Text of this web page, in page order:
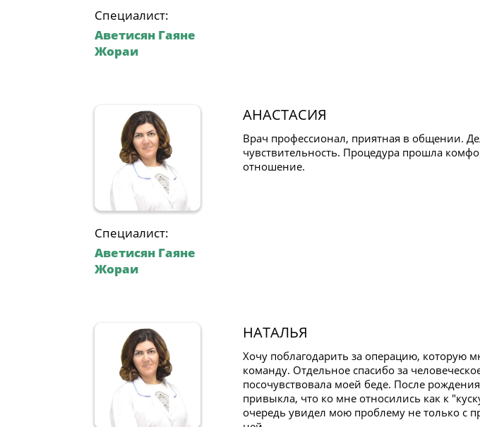
Специалист:
Аветисян Гаяне
Жораи
Специалист:
Аветисян Гаяне
Жораи
АНАСТАСИЯ
Врач профессионал, приятная в общении.
чувствительность. Процедура прошла
отношение.
НАТАЛЬЯ
Хочу поблагодарить за операцию, которую
команду. Отдельное спасибо за
посочувствовала моей беде. После
привыкла, что ко мне относились как к
очередь увидел мою проблему не только с